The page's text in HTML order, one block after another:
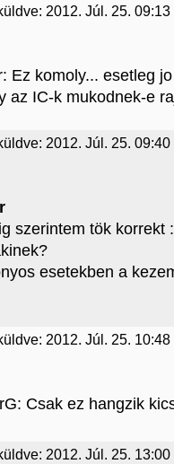
2012. Júl. 25. 09:13
Ez komoly... esetleg
az IC-k mukodnek-e
2012. Júl. 25. 09:40
szerintem tök korrekt
esetekben a
2012. Júl. 25. 10:48
Csak ez hangzik
2012. Júl. 25. 13:00